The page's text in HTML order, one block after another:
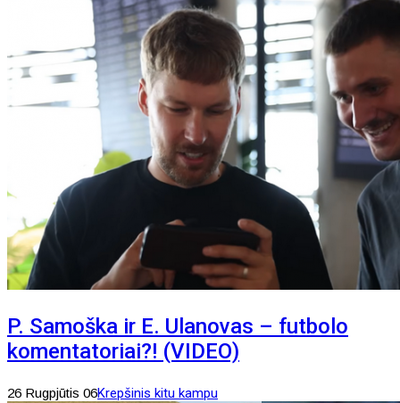
P. Samoška ir E. Ulanovas – futbolo
komentatoriai?! (VIDEO)
26 Rugpjūtis 06Krepšinis kitu kampu